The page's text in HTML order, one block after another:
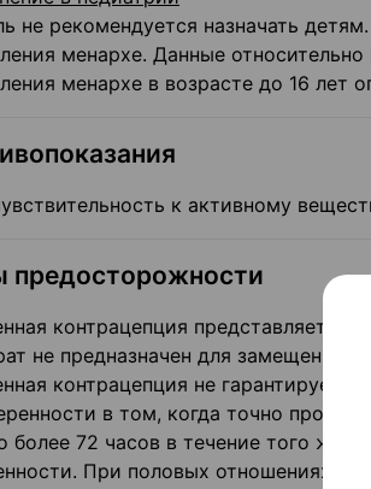
не рекомендуется назначать
менархе. Данные
менархе в возрасте до 16 лет
к активному
предосторожности
контрацепция представляет
не предназначен для замещения
контрацепция не гарантирует
в том, когда точно
более 72 часов в течение того же
При половых отношениях на